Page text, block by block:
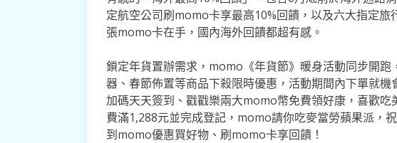
定航空公司刷momo卡享最高10%回饋，以及六大指定
張momo卡在手，國內海外回饋都超有感。
鎖定年貨置辦需求，momo《年貨節》暖身活動同步開跑
器、春節佈置等商品下殺限時優惠，活動期間內下單就
加碼天天簽到、戳戳樂兩大momo幣免費領好康，喜歡吃
費滿1,288元並完成登記，momo請你吃麥當勞蘋果派，
到momo優惠買好物、刷momo卡享回饋！